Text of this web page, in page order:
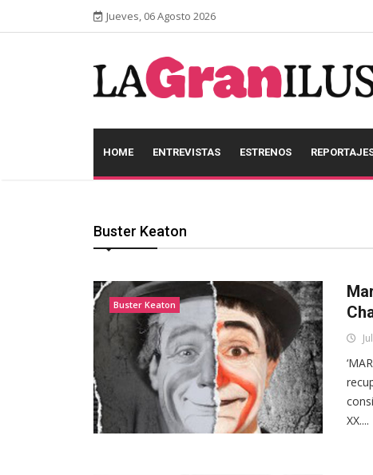
Jueves, 06 Agosto 2026
HOME ENTREVISTAS ESTRENOS
Buster Keaton
Buster Keaton
XX....